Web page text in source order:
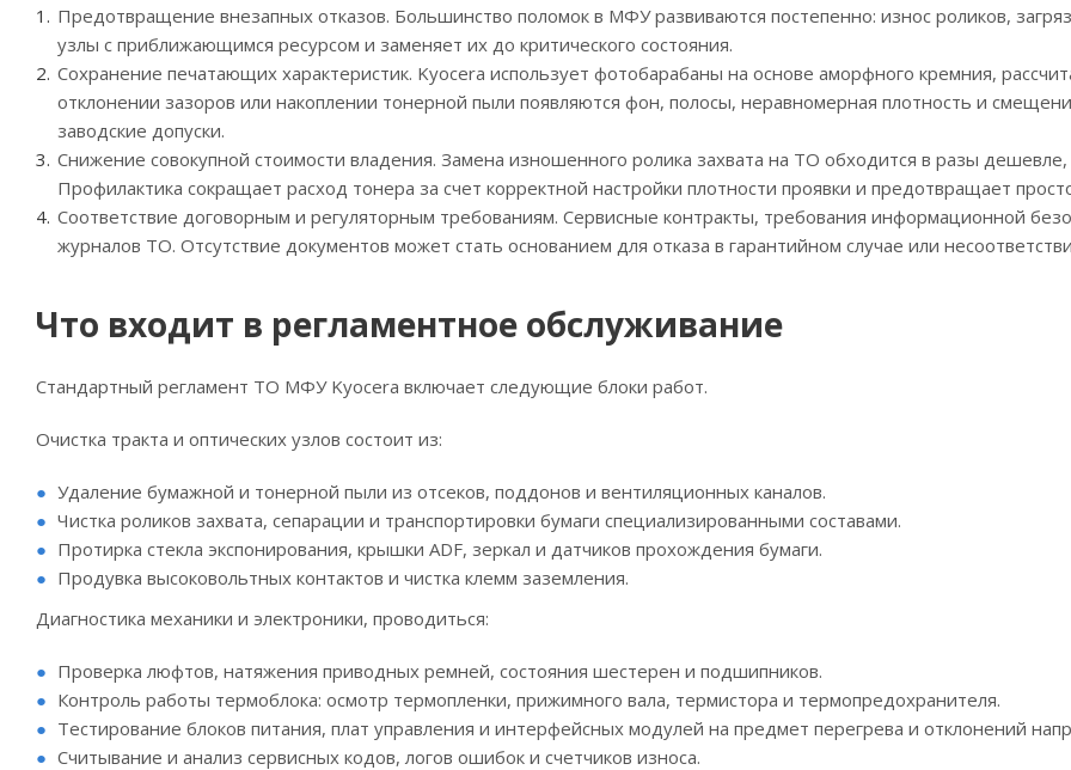
Предотвращение внезапных отказов. Большинство поломок в МФУ развиваются постепенно: износ роликов,
узлы с приближающимся ресурсом и заменяет их до критического состояния.
Сохранение печатающих характеристик. Kyocera использует фотобарабаны на основе аморфного кремния,
отклонении зазоров или накоплении тонерной пыли появляются фон, полосы, неравномерная плотность и
заводские допуски.
Снижение совокупной стоимости владения. Замена изношенного ролика захвата на ТО обходится в разы
Профилактика сокращает расход тонера за счет корректной настройки плотности проявки и предотвращает
Соответствие договорным и регуляторным требованиям. Сервисные контракты, требования информационной
журналов ТО. Отсутствие документов может стать основанием для отказа в гарантийном случае или
Что входит в регламентное обслуживание
Стандартный регламент ТО МФУ Kyocera включает следующие блоки работ.
Очистка тракта и оптических узлов состоит из:
Удаление бумажной и тонерной пыли из отсеков, поддонов и вентиляционных каналов.
Чистка роликов захвата, сепарации и транспортировки бумаги специализированными составами.
Протирка стекла экспонирования, крышки ADF, зеркал и датчиков прохождения бумаги.
Продувка высоковольтных контактов и чистка клемм заземления.
Диагностика механики и электроники, проводиться:
Проверка люфтов, натяжения приводных ремней, состояния шестерен и подшипников.
Контроль работы термоблока: осмотр термопленки, прижимного вала, термистора и термопредохранителя.
Тестирование блоков питания, плат управления и интерфейсных модулей на предмет перегрева и отклонений
Считывание и анализ сервисных кодов, логов ошибок и счетчиков износа.